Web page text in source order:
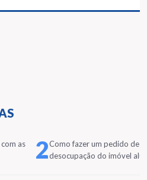
as
2Como fazer um pedido de
desocupação do imóvel